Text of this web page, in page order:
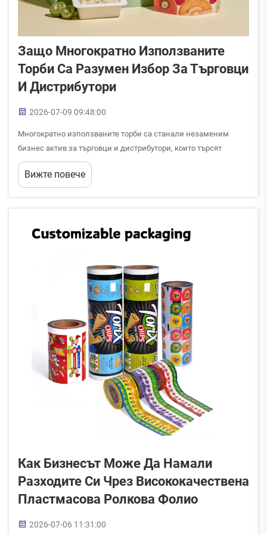
Защо Многократно Използваните
Торби Са Разумен Избор За Търговци
И Дистрибутори
2026-07-09 09:48:00
Многократно използваните торби са станали незаменим
бизнес актив за търговци и дистрибутори, които търсят
конкурентно предимство на днешния пазар. Освен
екологичната им привлекателност, многократно
Вижте повече
Как Бизнесът Може Да Намали
Разходите Си Чрез Висококачествена
Пластмасова Ролкова Фолио
2026-07-06 11:31:00